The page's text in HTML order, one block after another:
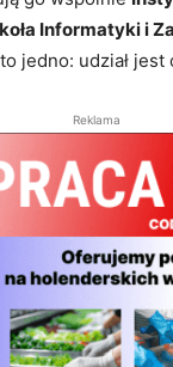
Informatyki i
jedno: udział jest
Reklama